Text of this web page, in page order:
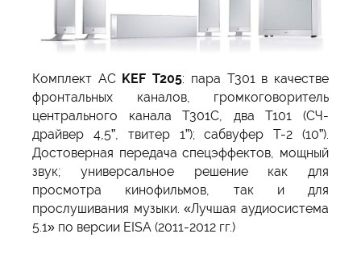
Комплект АС KEF T205: пара T301 в качестве
фронтальных каналов, громкоговоритель
центрального канала T301C, два T101 (СЧ-
драйвер 4,5”, твитер 1”); сабвуфер T-2 (10”).
Достоверная передача спецэффектов, мощный
звук; универсальное решение как для
просмотра кинофильмов, так и для
прослушивания музыки. «Лучшая аудиосистема
5.1» по версии EISA (2011-2012 гг.)